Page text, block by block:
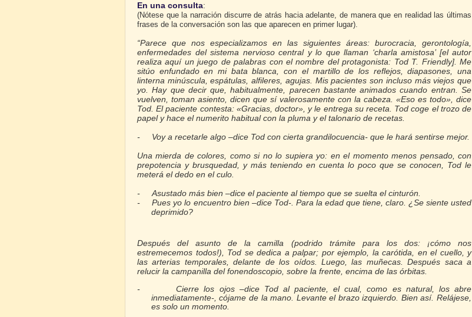
En una consulta:
(Nótese que la narración discurre de atrás hacia adelante, de manera que en realidad las últimas
frases de la conversación son las que aparecen en primer lugar).
“Parece que nos especializamos en las siguientes áreas: burocracia, gerontología,
enfermedades del sistema nervioso central y lo que llaman ‘charla amistosa’ [el autor
realiza aquí un juego de palabras con el nombre del protagonista: Tod T. Friendly]. Me
sitúo enfundado en mi bata blanca, con el martillo de los reflejos, diapasones, una
linterna minúscula, espátulas, alfileres, agujas. Mis pacientes son incluso más viejos que
yo. Hay que decir que, habitualmente, parecen bastante animados cuando entran. Se
vuelven, toman asiento, dicen que sí valerosamente con la cabeza. «Eso es todo», dice
Tod. El paciente contesta: «Gracias, doctor», y le entrega su receta. Tod coge el trozo de
papel y hace el numerito habitual con la pluma y el talonario de recetas.
-
Voy a recetarle algo –dice Tod con cierta grandilocuencia- que le hará sentirse mejor.
Una mierda de colores, como si no lo supiera yo: en el momento menos pensado, con
prepotencia y brusquedad, y más teniendo en cuenta lo poco que se conocen, Tod le
meterá el dedo en el culo.
-
Asustado más bien –dice el paciente al tiempo que se suelta el cinturón.
-
Pues yo lo encuentro bien –dice Tod-. Para la edad que tiene, claro. ¿Se siente usted
deprimido?
Después del asunto de la camilla (podrido trámite para los dos: ¡cómo nos
estremecemos todos!), Tod se dedica a palpar; por ejemplo, la carótida, en el cuello, y
las arterias temporales, delante de los oídos. Luego, las muñecas. Después saca a
relucir la campanilla del fonendoscopio, sobre la frente, encima de las órbitas.
-
Cierre los ojos –dice Tod al paciente, el cual, como es natural, los abre
inmediatamente-, cójame de la mano. Levanteel brazo izquierdo. Bien así. Relájese,
es solo un momento.